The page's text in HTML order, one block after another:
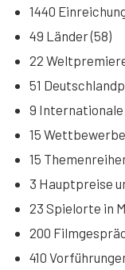
1440
49 Länder (58)
22
51
9
15
15
3 Hauptpreise
23 Spielorte in
200
410